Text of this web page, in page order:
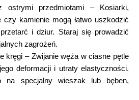
ostrymi przedmiotami – Kosiarki,
czy kamienie mogą łatwo uszkodzić
i dziur. Staraj się prowadzić
zagrożeń.
kręgi – Zwijanie węża w ciasne pętle
deformacji i utraty elastyczności.
na specjalny wieszak lub bęben,